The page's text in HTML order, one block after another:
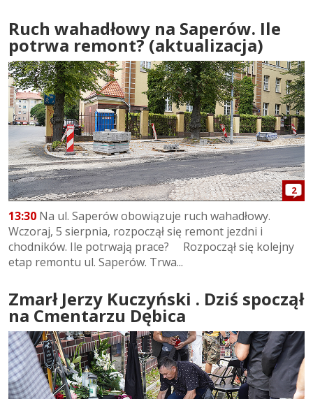
Ruch wahadłowy na Saperów. Ile
potrwa remont? (aktualizacja)
2
13:30 Na ul. Saperów obowiązuje ruch wahadłowy.
Wczoraj, 5 sierpnia, rozpoczął się remont jezdni i
chodników. Ile potrwają prace? Rozpoczął się kolejny
etap remontu ul. Saperów. Trwa...
Zmarł Jerzy Kuczyński . Dziś spoczął
na Cmentarzu Dębica